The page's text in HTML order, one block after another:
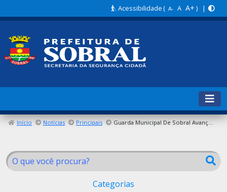
Acessibilidade( A- A A+ ) |
Início Notícias Principais Guarda Municipal De Sobral Avança Na Capacitação Com Conclusão Da 6ª Turma Do Curso De Operador De Taser
Categorias